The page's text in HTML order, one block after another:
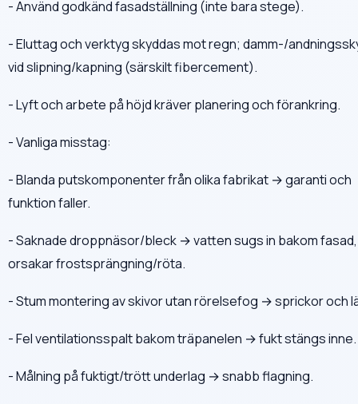
- Använd godkänd fasadställning (inte bara stege).
- Eluttag och verktyg skyddas mot regn; damm-/
vid slipning/kapning (särskilt fibercement).
- Lyft och arbete på höjd kräver planering och förankring.
- Vanliga misstag:
- Blanda putskomponenter från olika fabrikat → garanti och
funktion faller.
- Saknade droppnäsor/bleck → vatten sugs in bakom fasad,
orsakar frostsprängning/röta.
- Stum montering av skivor utan rörelsefog → sprickor och
- Fel ventilationsspalt bakom träpanelen → fukt stängs inne.
- Målning på fuktigt/trött underlag → snabb flagning.